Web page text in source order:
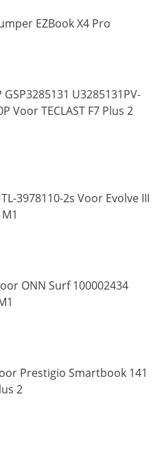
EZBook X4 Pro
GSP3285131 U3285131PV-
Voor TECLAST F7 Plus 2
3978110-2s Voor Evolve III
ONN Surf 100002434
Prestigio Smartbook 141
2